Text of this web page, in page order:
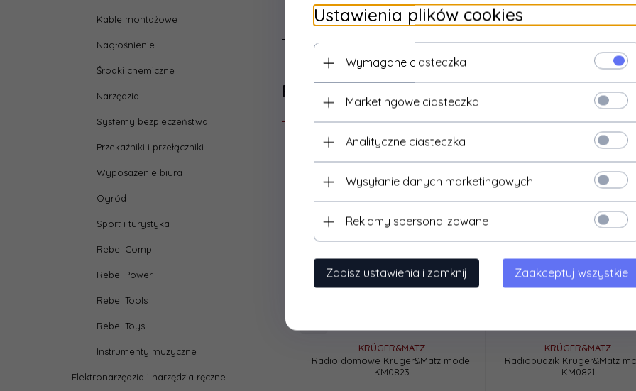
Kable montażowe
Nagłośnienie
Środki chemiczne
Narzędzia
Systemy bezpieczeństwa
Przekaźniki i przełączniki
Wyposażenie biura
Ogród
Sport i turystyka
Rebel Comp
Rebel Power
Rebel Tools
Rebel Toys
Instrumenty muzyczne
Elektronarzędzia i narzędzia ręczne
Polecamy
KRÜGER&MATZ
Radio domowe Kruger&Matz model
KM0823
KRÜGER&MATZ
Radiobudzik Kruger&Matz
KM0821
Ustawienia plików cookies
Wymagane ciasteczka
Marketingowe ciasteczka
Analityczne ciasteczka
Wysyłanie danych marketingowych
Reklamy spersonalizowane
Zapisz ustawienia i zamknij Zaakceptuj wszystkie